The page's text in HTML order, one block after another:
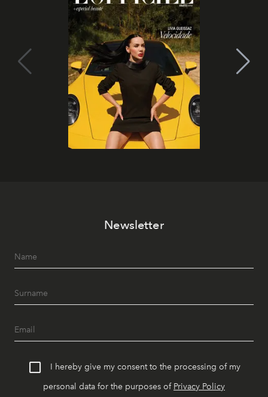
Newsletter
I hereby give my consent to the processing of my
personal data for the purposes of Privacy Policy